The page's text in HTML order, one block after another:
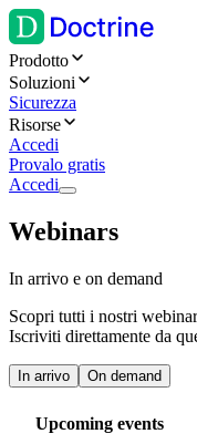
Prodotto
Soluzioni
Sicurezza
Risorse
Accedi
Provalo gratis
Accedi
Webinars
In arrivo e on demand
Scopri tutti i nostri
Iscriviti direttamente da
In arrivo On demand